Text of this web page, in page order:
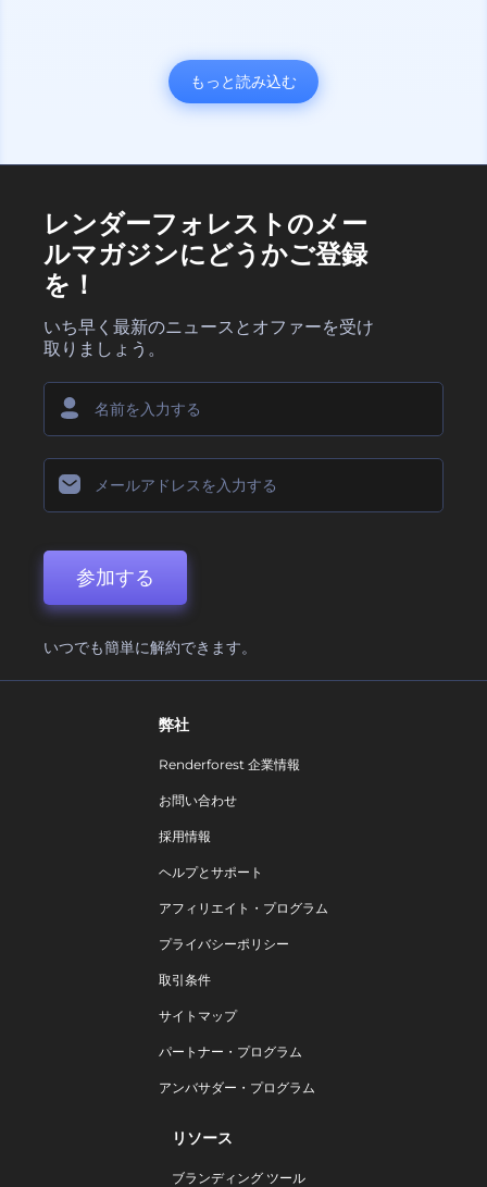
もっと読み込む
レンダーフォレストのメー
ルマガジンにどうかご登録
を！
いち早く最新のニュースとオファーを受け
取りましょう。
参加する
いつでも簡単に解約できます。
弊社
Renderforest 企業情報
お問い合わせ
採用情報
ヘルプとサポート
アフィリエイト・プログラム
プライバシーポリシー
取引条件
サイトマップ
パートナー・プログラム
アンバサダー・プログラム
リソース
ブランディング ツール